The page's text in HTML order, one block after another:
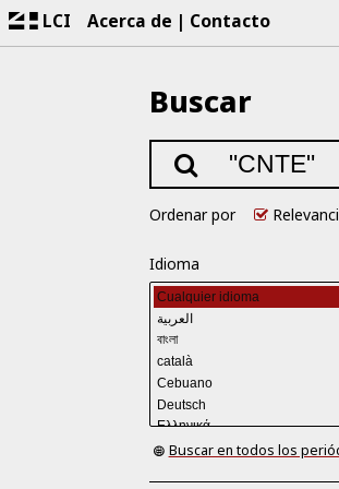
LCI Acerca de Contacto
Buscar
Ordenar por
Idioma
Buscar en todos los